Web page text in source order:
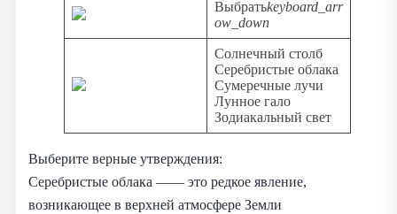
Выбратьkeyboard_arr
ow_down
Солнечный столб
Серебристые облака
Сумеречные лучи
Лунное гало
Зодиакальный свет
Выберите верные утверждения:
Серебристые облака —— это редкое явление,
возникающее в верхней атмосфере Земли